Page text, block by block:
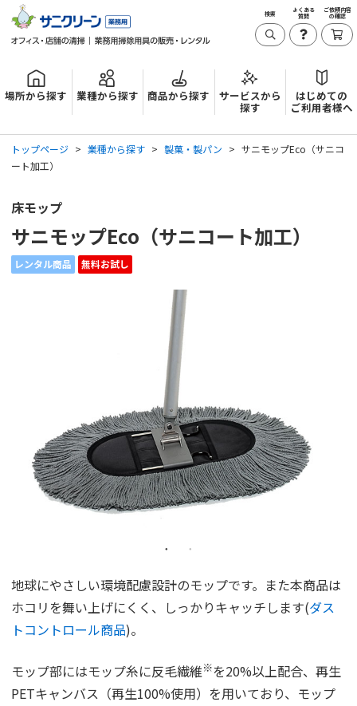
検索 よくある
質問
ご依頼内容
の確認
場所から探す 業種から探す 商品から探す サービスから
探す
はじめての
ご利用者様へ
トップページ 業種から探す 製菓・製パン
サニモップEco（サニコ
ート加工）
床モップ
サニモップEco（サニコート加工）
レンタル商品 無料お試し
地球にやさしい環境配慮設計のモップです。また本商品は
ホコリを舞い上げにくく、しっかりキャッチします(ダス
トコントロール商品)。
モップ部にはモップ糸に反毛繊維※を20%以上配合、再生
PETキャンバス（再生100%使用）を用いており、モップ